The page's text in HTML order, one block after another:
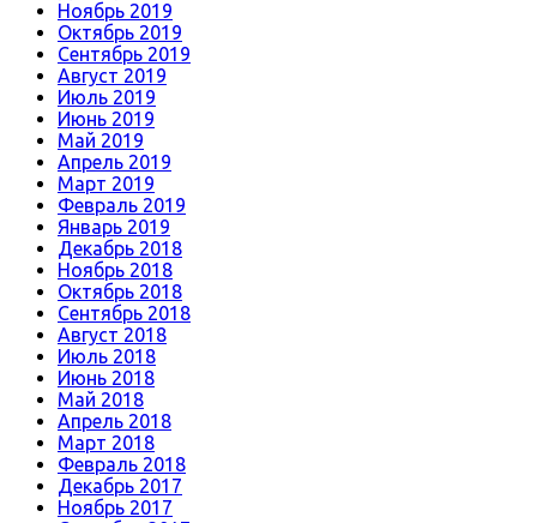
Ноябрь 2019
Октябрь 2019
Сентябрь 2019
Август 2019
Июль 2019
Июнь 2019
Май 2019
Апрель 2019
Март 2019
Февраль 2019
Январь 2019
Декабрь 2018
Ноябрь 2018
Октябрь 2018
Сентябрь 2018
Август 2018
Июль 2018
Июнь 2018
Май 2018
Апрель 2018
Март 2018
Февраль 2018
Декабрь 2017
Ноябрь 2017